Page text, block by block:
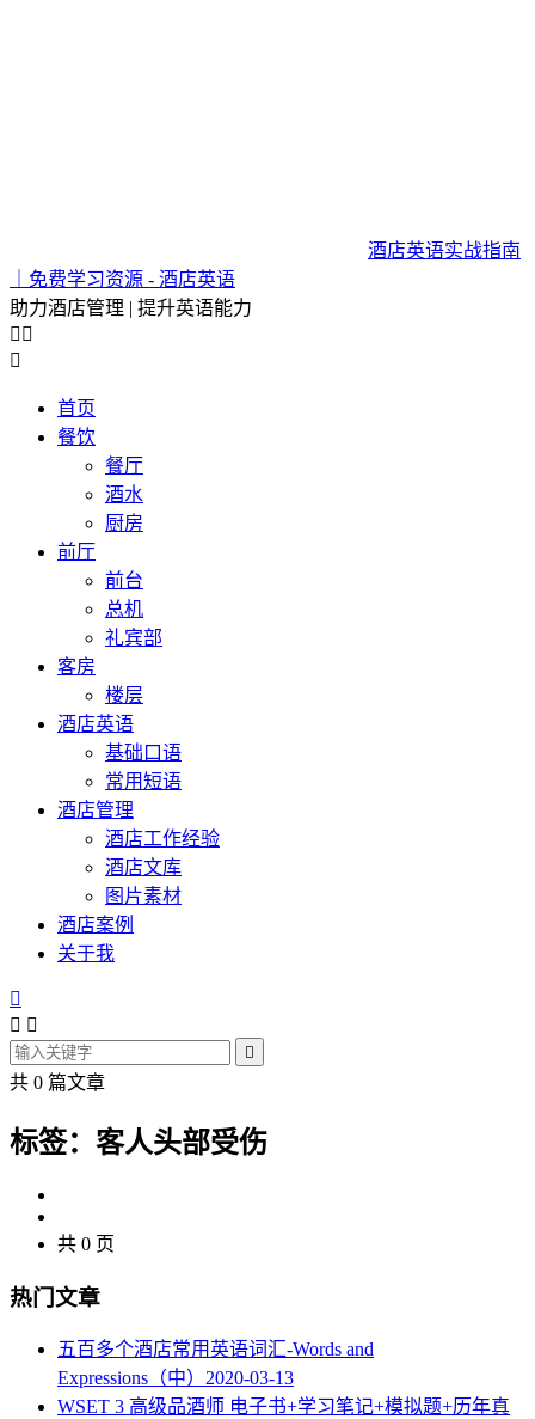
酒店英语实战指南
｜免费学习资源 - 酒店英语
助力酒店管理 | 提升英语能力
 

首页
餐饮
餐厅
酒水
厨房
前厅
前台
总机
礼宾部
客房
楼层
酒店英语
基础口语
常用短语
酒店管理
酒店工作经验
酒店文库
图片素材
酒店案例
关于我

 

共 0 篇文章
标签：客人头部受伤
共 0 页
热门文章
五百多个酒店常用英语词汇-Words and
Expressions（中） 2020-03-13
WSET 3 高级品酒师 电子书+学习笔记+模拟题+历年真